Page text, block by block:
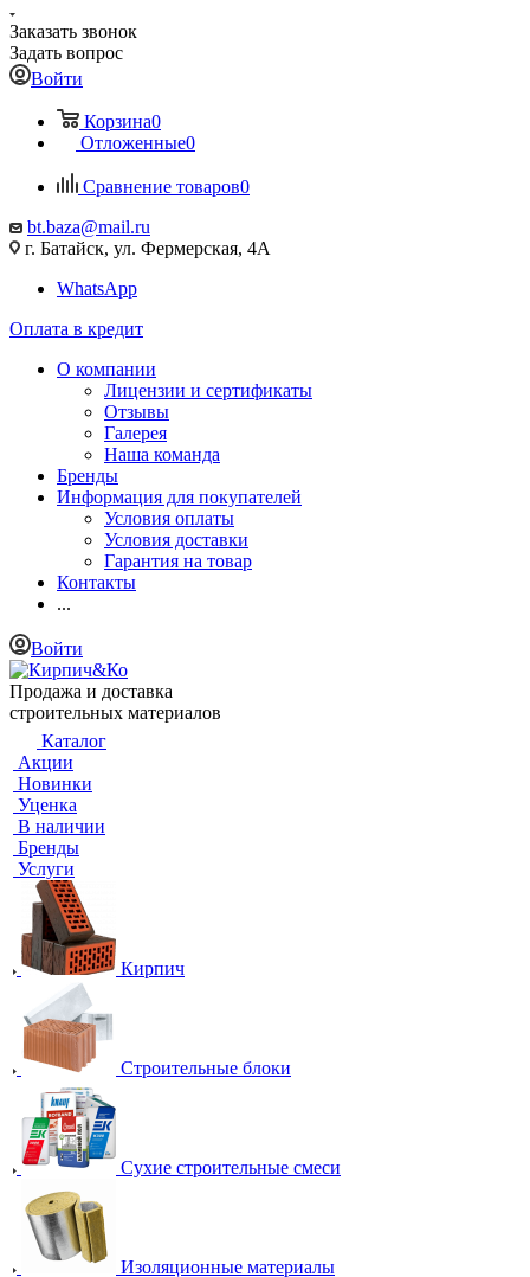
Заказать звонок
Задать вопрос
Войти
Корзина0
Отложенные0
Сравнение товаров0
bt.baza@mail.ru
г. Батайск, ул. Фермерская, 4А
WhatsApp
Оплата в кредит
О компании
Лицензии и сертификаты
Отзывы
Галерея
Наша команда
Бренды
Информация для покупателей
Условия оплаты
Условия доставки
Гарантия на товар
Контакты
...
Войти
Продажа и доставка
строительных материалов
Каталог
Акции
Новинки
Уценка
В наличии
Бренды
Услуги
Кирпич
Строительные блоки
Сухие строительные смеси
Изоляционные материалы